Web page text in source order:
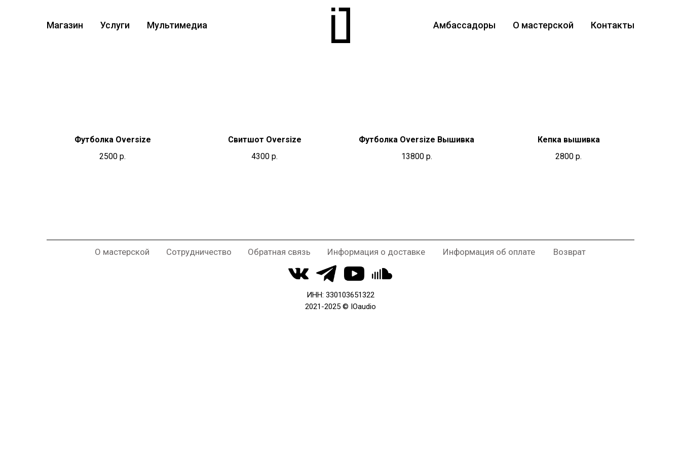
Магазин Услуги Мультимедиа Амбассадоры О мастерской Контакты
Футболка Oversize
2500 р.
Свитшот Oversize
4300 р.
Футболка Oversize Вышивка
13800 р.
Кепка вышивка
2800 р.
ИНН: 330103651322
2021-2025 © IOaudio
Сотрудничество Информация о доставке Информация об оплате Возврат
Обратная связь
О мастерской